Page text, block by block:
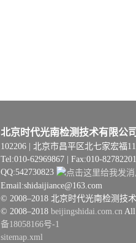
北京时代光南检测技术有限公司
102206 | 北京市昌平区北七家宏福
Tel:010-62969867 | Fax:010-82782201
QQ:542730823
Email:shidaijiance@163.com
© 2008–2018 北京时代光南检测技
© 2008–2018 beijingshidai.com.cn All
备18058166号-1
sitemap.xml